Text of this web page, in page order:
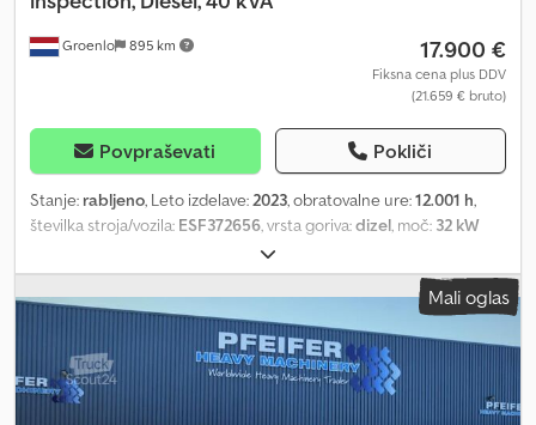
Groenlo 895 km 17.900 €
Fiksna cena plus DDV
(21.659 € bruto)
Povpraševati Pokliči
Stanje: rabljeno, Leto izdelave:2023, obratovalne ure:12.001 h,
številka stroja/vozila: ESF372656, vrsta goriva:dizel, moč: 32 kW
, proizvajalec motorjev:Kubota
Gradbeništvo Lastna teža: 1.039 kg Cjdpfoza Rvnox Ahbjha Moč
generatorja: 40 kVA Dimenzije tovornega prostora: 245 x 110 x 148
cm Za več informacij kontaktirajte PFEIFER GROUP.
Mali oglas